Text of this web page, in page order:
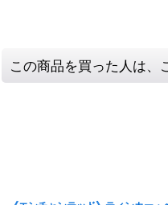
この商品を買った人は、